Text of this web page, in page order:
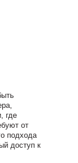
где
от
подхода
доступ к